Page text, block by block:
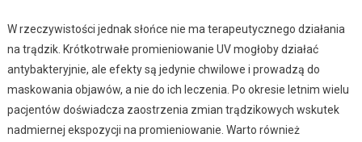
W rzeczywistości jednak słońce nie ma terapeutycznego działania
na trądzik. Krótkotrwałe promieniowanie UV mogłoby działać
antybakteryjnie, ale efekty są jedynie chwilowe i prowadzą do
maskowania objawów, a nie do ich leczenia. Po okresie letnim wielu
pacjentów doświadcza zaostrzenia zmian trądzikowych wskutek
nadmiernej ekspozycji na promieniowanie. Warto również